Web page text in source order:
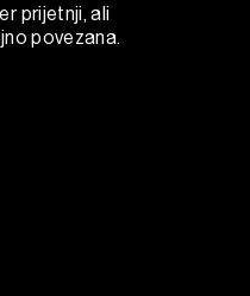
prijetnji, ali
povezana.